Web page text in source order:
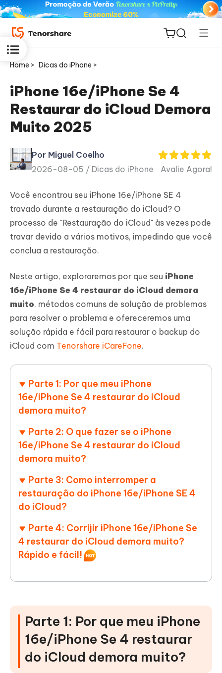
ReiBoot
for iOS
PDNob
PDF
Novo
iAnyGo
Home > Dicas do iPhone >
iPhone 16e/iPhone Se 4
Restaurar do iCloud Demora
Muito 2025
Por Miguel Coelho
2026-08-05 / Dicas do iPhone Avalie Agora!
Você encontrou seu iPhone 16e/iPhone SE 4
travado durante a restauração do iCloud? O
processo de "Restauração do iCloud" às vezes pode
travar devido a vários motivos, impedindo que você
conclua a restauração.
Neste artigo, exploraremos por que seu iPhone
16e/iPhone Se 4 restaurar do iCloud demora
muito, métodos comuns de solução de problemas
para resolver o problema e ofereceremos uma
solução rápida e fácil para restaurar o backup do
iCloud com Tenorshare iCareFone.
Parte 1: Por que meu iPhone
16e/iPhone Se 4 restaurar do iCloud
demora muito?
Parte 2: O que fazer se o iPhone
16e/iPhone Se 4 restaurar do iCloud
demora muito?
Parte 3: Como interromper a
restauração do iPhone 16e/iPhone SE 4
do iCloud?
Parte 4: Corrijir iPhone 16e/iPhone Se
4 restaurar do iCloud demora muito?
Rápido e fácil!
Parte 1: Por que meu iPhone
16e/iPhone Se 4 restaurar
do iCloud demora muito?